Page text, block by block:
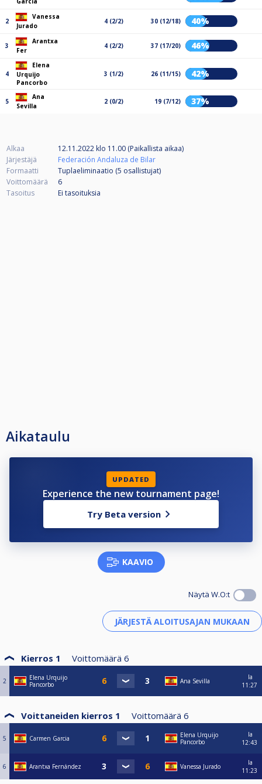
2
Vanessa
Jurado
4 (2/2) 30 (12/18) 40%
3
Arantxa
Fer
4 (2/2) 37 (17/20) 46%
4
Elena
Urquijo
Pancorbo
3 (1/2) 26 (11/15) 42%
5
Ana
Sevilla
2 (0/2) 19 (7/12) 37%
Alkaa
12.11.2022 klo 11.00 (Paikallista aikaa)
Järjestäjä
Federación Andaluza de Bilar
Formaatti
Tuplaeliminaatio (5 osallistujat)
Voittomäärä
6
Tasoitus
Ei tasoituksia
Aikataulu
UPDATED
Experience the new tournament page!
Try Beta version
KAAVIO
Näytä W.O:t
Kierros 1 Voittomäärä 6
2
Elena Urquijo
Pancorbo
Ana Sevilla
la
11:27
Voittaneiden kierros 1 Voittomäärä 6
5 Carmen Garcia
Elena Urquijo
Pancorbo
la
12:43
6 Arantxa Fernández Vanessa Jurado
la
11:23